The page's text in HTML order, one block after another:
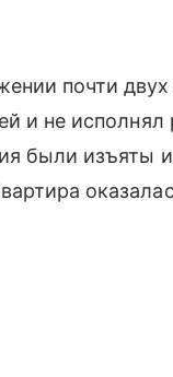
почти двух
и не исполнял
были изъяты